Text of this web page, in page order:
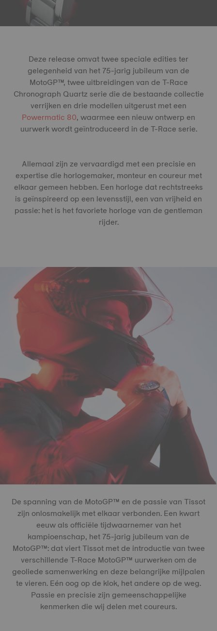
Deze release omvat twee speciale edities ter
gelegenheid van het 75-jarig jubileum van de
MotoGP™, twee uitbreidingen van de T-Race
Chronograph Quartz serie die de bestaande collectie
verrijken en drie modellen uitgerust met een
Powermatic 80, waarmee een nieuw ontwerp en
uurwerk wordt geïntroduceerd in de T-Race serie.
Allemaal zijn ze vervaardigd met een precisie en
expertise die horlogemaker, monteur en coureur met
elkaar gemeen hebben. Een horloge dat rechtstreeks
is geïnspireerd op een levensstijl, een van vrijheid en
passie: het is het favoriete horloge van de gentleman
rijder.
De spanning van de MotoGP™ en de passie van Tissot
zijn onlosmakelijk met elkaar verbonden. Een kwart
eeuw als officiële tijdwaarnemer van het
kampioenschap, het 75-jarig jubileum van de
MotoGP™: dat viert Tissot met de introductie van twee
verschillende T-Race MotoGP™ uurwerken om de
geoliede samenwerking en deze belangrijke mijlpalen
te vieren. Eén oog op de klok, het andere op de weg.
Passie en precisie zijn gemeenschappelijke
kenmerken die wij delen met coureurs.